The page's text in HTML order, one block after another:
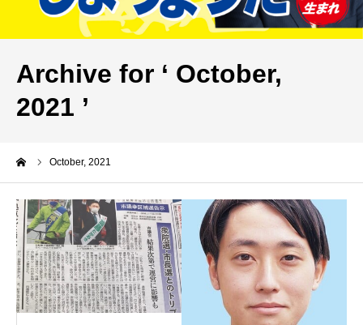
Archive for ‘ October,
2021 ’
October, 2021